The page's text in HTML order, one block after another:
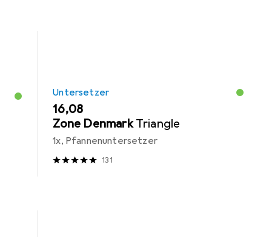
Untersetzer
EUR
16,08
Zone Denmark Triangle
1x, Pfannenuntersetzer
131